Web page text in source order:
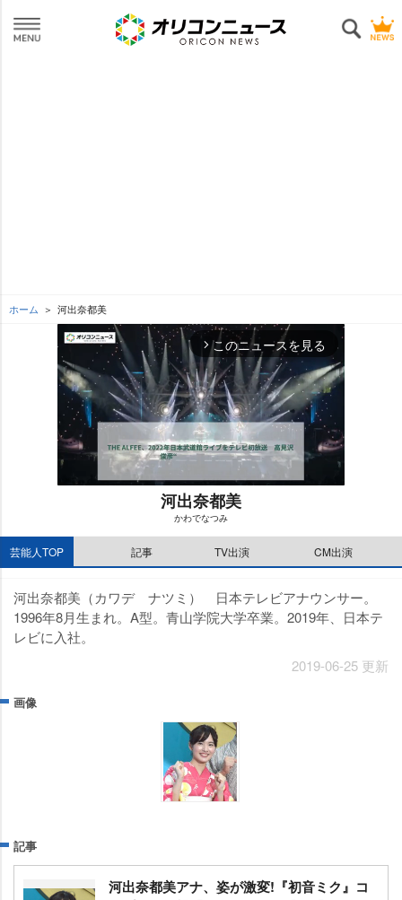
ホーム 河出奈都美
arrow_forward_ios このニュースを見る
M
t
河出奈都美
かわでなつみ
芸能人TOP 記事 TV出演 CM出演
河出奈都美（カワデ ナツミ） 日本テレビアナウンサー。
1996年8月生まれ。A型。青山学院大学卒業。2019年、日本テ
レビに入社。
2019-06-25 更新
画像
記事
河出奈都美アナ、姿が激変!『初音ミク』コ